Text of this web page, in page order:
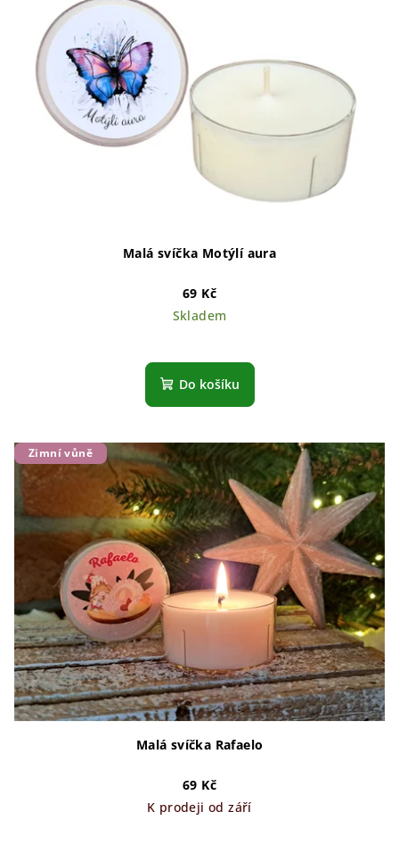
Malá svíčka Motýlí aura
69 Kč
Skladem
Do košíku
Zimní vůně
Malá svíčka Rafaelo
69 Kč
K prodeji od září